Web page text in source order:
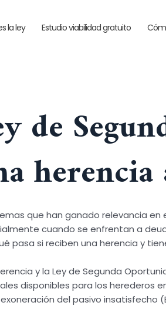
la ley Estudio viabilidad gratuito
de
que han ganado relevancia
cuando se enfrentan a
pasa si reciben una herencia y
y la Ley de Segunda
disponibles para los herederos
del pasivo